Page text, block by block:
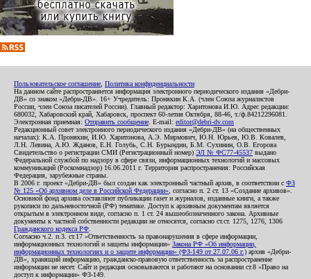
Пользовательское соглашение Политика конфиденциальности
На данном сайте распространяется информация электронного периодического издания «Дебри-
ДВ» со знаком «Дебри-ДВ». 16+ Учредитель: Пронякин К.А. (член Союза журналистов
России, член Союза писателей России). Главный редактор: Харитонова И.Ю. Адрес редакции:
680032, Хабаровский край, Хабаровск, проспект 60-летия Октября, 88-46, т./ф.84212296081.
Электронная приемная: Отправить сообщение . E-mail: editor@debri-dv.com
Редакционный совет электронного периодического издания «Дебри-ДВ» (на общественных
началах): К.А. Пронякин, И.Ю. Харитонова, А.Э. Мирмович, Ю.Н. Юрьев, Ю.В. Ковалев,
Л.Н. Левина, А.Ю. Жданов, Е.Н. Голубь, С.Н. Бурындин, Б.М. Сухинин, О.В. Егорова
Свидетельство о регистрации СМИ (Регистрационный номер) ЭЛ № ФС77-45537 выдано
Федеральной службой по надзору в сфере связи, информационных технологий и массовых
коммуникаций (Роскомнадзор) 16.06.2011 г. Территория распространения: Российская
Федерация, зарубежные страны.
В 2006 г. проект «Дебри-ДВ» был создан как электронный частный архив, в соответствии с ФЗ
№ 125 «Об архивном деле в Российской Федерации» , согласно п. 2 ст. 13 «Создание архивов».
Основной фонд архива составляют публикации газет и журналов, изданные книги, а также
рукописи по дальневосточной (РФ) тематике. Доступ к архивным документам является
открытым в электронном виде, согласно п. 1 ст. 24 вышеобозначенного закона. Архивные
документы к частной собственности редакции не относятся, согласно ст.ст. 1275, 1276, 1306
Гражданского кодекса РФ
Согласно ч.2. п.3. ст.17 «Ответственность за правонарушения в сфере информации,
информационных технологий и защиты информации» Закона РФ «Об информации,
информационных технологиях и о защите информации» (ФЗ-149 от 27.07.06 г.) архив «Дебри-
ДВ», хранящий информацию, гражданско-правовую ответственность за распространение
информации не несет. Сайт и редакция основываются и работают на основании ст.8 «Право на
доступ к информации» ФЗ-149.